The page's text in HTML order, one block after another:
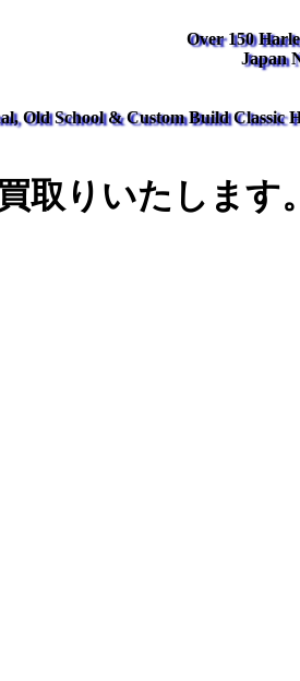
Over 150
Japan
Old School & Custom Build Classic
取りいたします